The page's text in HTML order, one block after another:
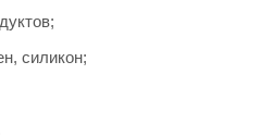
силикон;